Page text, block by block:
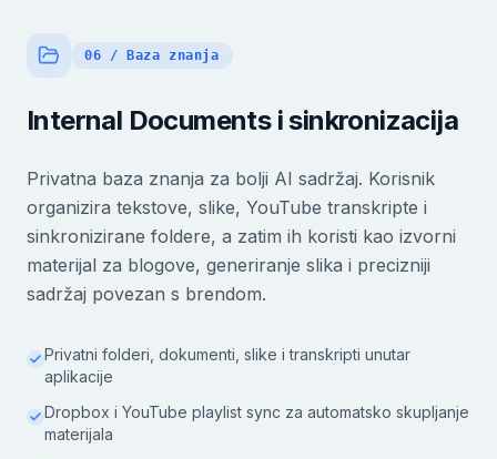
06 / Baza znanja
Internal Documents i sinkronizacija
Privatna baza znanja za bolji AI sadržaj. Korisnik
organizira tekstove, slike, YouTube transkripte i
sinkronizirane foldere, a zatim ih koristi kao izvorni
materijal za blogove, generiranje slika i precizniji
sadržaj povezan s brendom.
Privatni folderi, dokumenti, slike i transkripti unutar
aplikacije
Dropbox i YouTube playlist sync za automatsko skupljanje
materijala